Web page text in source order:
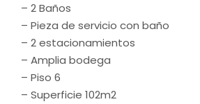
– ⁠2 Baños
– ⁠Pieza de servicio con baño
– ⁠2 estacionamientos
– ⁠Amplia bodega
– ⁠Piso 6
– ⁠Superficie 102m2